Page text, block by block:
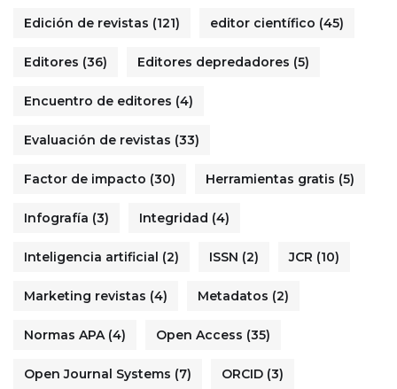
Edición de revistas (121) editor científico (45)
Editores (36) Editores depredadores (5)
Encuentro de editores (4)
Evaluación de revistas (33)
Factor de impacto (30) Herramientas gratis (5)
Infografía (3) Integridad (4)
Inteligencia artificial (2) ISSN (2) JCR (10)
Marketing revistas (4) Metadatos (2)
Normas APA(4) Open Access (35)
Open Journal Systems (7) ORCID (3)